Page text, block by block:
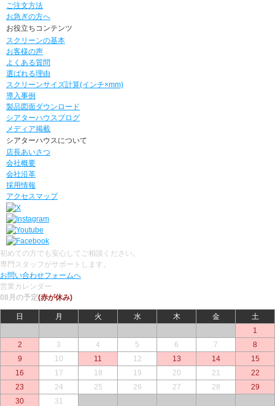
ご注文方法
お急ぎの方へ
お役立ちコンテンツ
スクリーンの基本
お客様の声
よくある質問
選ばれる理由
スクリーンサイズ計算(インチ×mm)
導入事例
製品図面ダウンロード
シアターハウスブログ
メディア掲載
シアターハウスについて
店長あいさつ
会社概要
会社沿革
採用情報
アクセスマップ
初めての方でも安心してご相談ください。
専門スタッフがサポートします。
お問い合わせフォームへ
営業カレンダー
08月の予定(赤が休み)
日 月 火 水 木 金
土
1
2
3 4 5 6 7
8
9
10 11 12 13 14
15
16
17 18 19 20 21
22
23
24 25 26 27 28
29
30
31